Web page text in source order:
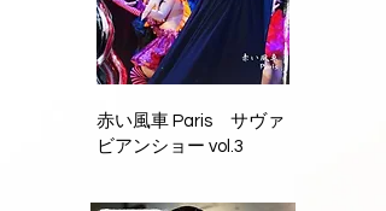
赤い風車 Paris サヴァ
ビアンショー vol.3